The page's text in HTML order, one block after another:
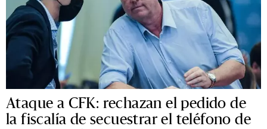
Ataque a CFK: rechazan el pedido de
la fiscalía de secuestrar el teléfono de